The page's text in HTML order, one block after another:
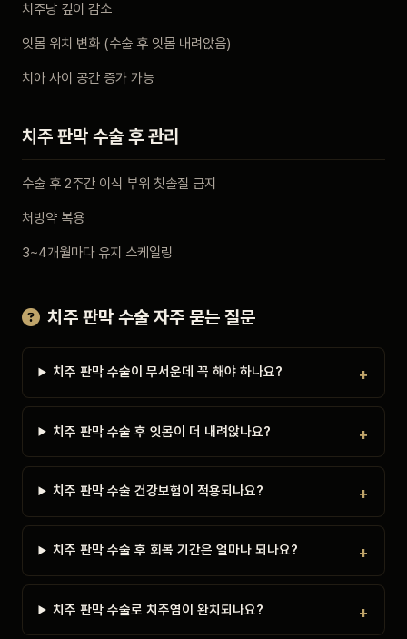
치주낭 깊이 감소
잇몸 위치 변화 (수술 후 잇몸 내려앉음)
치아 사이 공간 증가 가능
치주 판막 수술 후 관리
수술 후 2주간 이식 부위 칫솔질 금지
처방약 복용
3~4개월마다 유지 스케일링
치주 판막 수술 자주 묻는 질문
치주 판막 수술이 무서운데 꼭 해야 하나요?
치주 판막 수술 후 잇몸이 더 내려앉나요?
치주 판막 수술 건강보험이 적용되나요?
치주 판막 수술 후 회복 기간은 얼마나 되나요?
치주 판막 수술로 치주염이 완치되나요?